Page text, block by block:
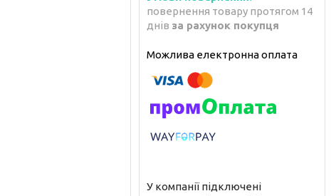
повернення товару протягом 14
днів за рахунок покупця
У компанії підключені